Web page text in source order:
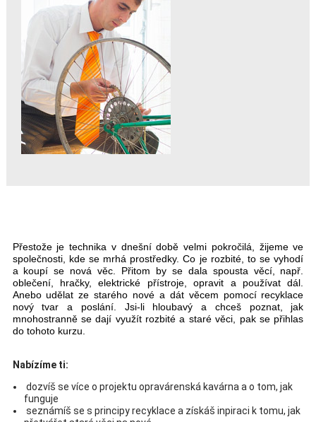
Přestože je technika v dnešní době velmi pokročilá, žijeme ve
společnosti, kde se mrhá prostředky. Co je rozbité, to se vyhodí
a koupí se nová věc. Přitom by se dala spousta věcí, např.
oblečení, hračky, elektrické přístroje, opravit a používat dál.
Anebo udělat ze starého nové a dát věcem pomocí recyklace
nový tvar a poslání. Jsi-li hloubavý a chceš poznat, jak
mnohostranně se dají využít rozbité a staré věci, pak se přihlas
do tohoto kurzu.
Nabízíme ti:
dozvíš se více o projektu opravárenská kavárna a o tom, jak
funguje
seznámíš se s principy recyklace a získáš inpiraci k tomu, jak